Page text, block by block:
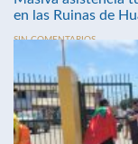
en las Ruinas de
SIN COMENTARIOS